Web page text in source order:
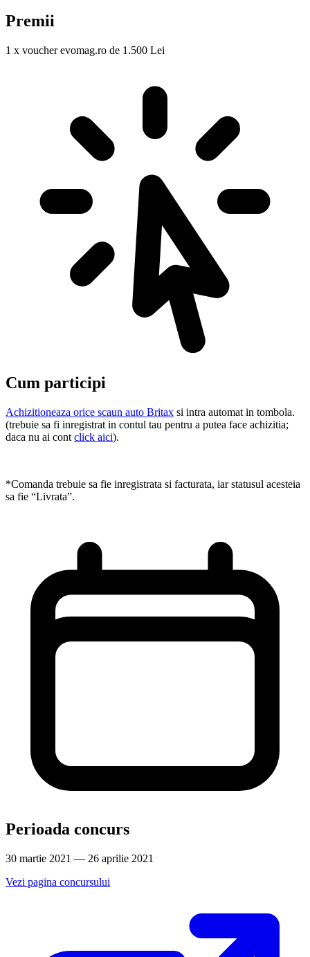
Premii
1 x voucher evomag.ro de 1.500 Lei
Cum participi
Achizitioneaza orice scaun auto Britax si intra automat in tombola.
(trebuie sa fi inregistrat in contul tau pentru a putea face achizitia;
daca nu ai cont click aici).
*Comanda trebuie sa fie inregistrata si facturata, iar statusul acesteia
sa fie “Livrata”.
Perioada concurs
30 martie 2021 — 26 aprilie 2021
Vezi pagina concursului